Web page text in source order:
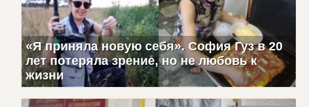
«Я приняла новую себя». София Гуз в 20
лет потеряла зрение, но не любовь к
жизни